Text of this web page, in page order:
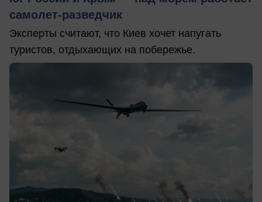
самолет-разведчик
Эксперты считают, что Киев хочет напугать
туристов, отдыхающих на побережье.